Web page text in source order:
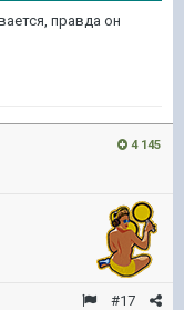
правда он
4 145
#17